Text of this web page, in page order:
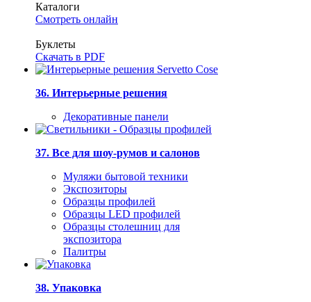
Каталоги
Смотреть онлайн
Буклеты
Скачать в PDF
36. Интерьерные решения
Декоративные панели
37. Все для шоу-румов и салонов
Муляжи бытовой техники
Экспозиторы
Образцы профилей
Образцы LED профилей
Образцы столешниц для
экспозитора
Палитры
38. Упаковка